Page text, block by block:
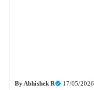
ByAbhishek R |17/05/2026